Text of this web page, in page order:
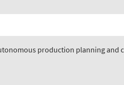
production planning and